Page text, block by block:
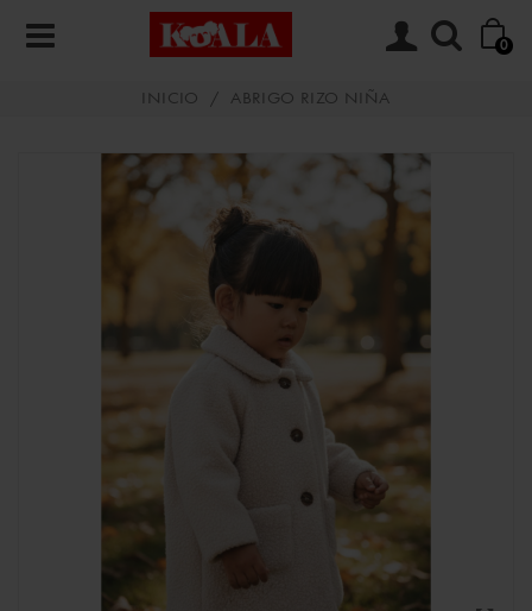
0
INICIO / ABRIGO RIZO NIÑA